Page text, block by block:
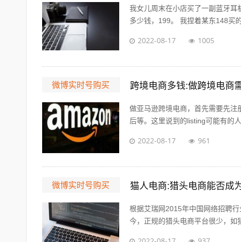
我女儿周末在小店买了一副蓝牙
多少钱，199。 我捏着某东148买
2022-08-17 1005
微博实时号购买 跨境电商多钱:做跨境电商
做亚马逊跨境电商，首先需要先
后等。这里说到的listing可能有的
2022-08-17 961
微博实时号购买 猫人电商:猎头电商能否成
根据艾瑞网2015年中国网络招聘
今，正规的猎头电商平台很少，如